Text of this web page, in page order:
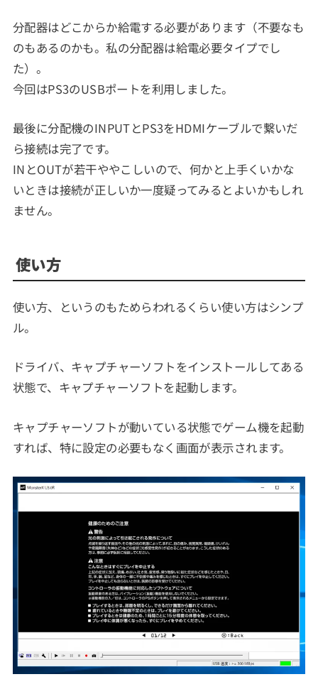
分配器はどこからか給電する必要があります（不要なも
のもあるのかも。私の分配器は給電必要タイプでし
た）。
今回はPS3のUSBポートを利用しました。
最後に分配機のINPUTとPS3をHDMIケーブルで繋いだ
ら接続は完了です。
INとOUTが若干ややこしいので、何かと上手くいかな
いときは接続が正しいか一度疑ってみるとよいかもしれ
ません。
使い方
使い方、というのもためらわれるくらい使い方はシンプ
ル。
ドライバ、キャプチャーソフトをインストールしてある
状態で、キャプチャーソフトを起動します。
キャプチャーソフトが動いている状態でゲーム機を起動
すれば、特に設定の必要もなく画面が表示されます。